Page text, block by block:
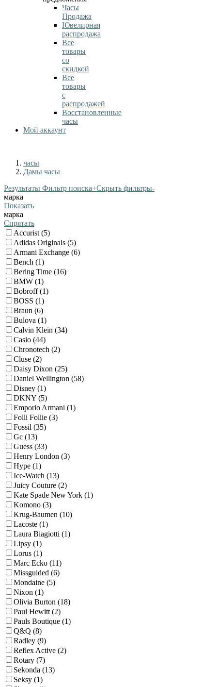
Часы
Продажа
Ювелирная
распродажа
Все
товары
со
скидкой
Все
товары
с
распродажей
Восстановленные
часы
Мой аккаунт
часы
Дамы часы
Результаты Фильтр поиска+Скрыть фильтры-
марка
Показать
марка
Спрятать
Accurist (5)
Adidas Originals (5)
Armani Exchange (6)
Bench (1)
Bering Time (16)
BMW (1)
Bobroff (1)
BOSS (1)
Braun (6)
Bulova (1)
Calvin Klein (34)
Casio (44)
Chronotech (2)
Cluse (2)
Daisy Dixon (25)
Daniel Wellington (58)
Disney (1)
DKNY (5)
Emporio Armani (1)
Folli Follie (3)
Fossil (35)
Gc (13)
Guess (33)
Henry London (3)
Hype (1)
Ice-Watch (13)
Juicy Couture (2)
Kate Spade New York (1)
Komono (3)
Krug-Baumen (10)
Lacoste (1)
Laura Biagiotti (1)
Lipsy (1)
Lorus (1)
Marc Ecko (11)
Missguided (6)
Mondaine (5)
Nixon (1)
Olivia Burton (18)
Paul Hewitt (2)
Pauls Boutique (1)
Q&Q (8)
Radley (9)
Reflex Active (2)
Rotary (7)
Sekonda (13)
Seksy (1)